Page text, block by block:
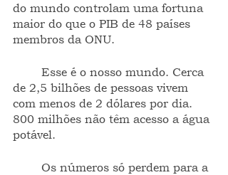
do mundo controlam uma fortuna
maior do que o PIB de 48 países
membros da ONU.
de 2,5 bilhões de pessoas vivem
com menos de 2 dólares por dia.
800 milhões não têm acesso a água
potável.